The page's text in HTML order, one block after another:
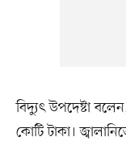
বিদ্যুৎ উপদেষ্টা
কোটি টাকা।